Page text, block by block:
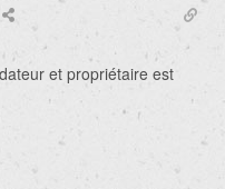
et propriétaire est